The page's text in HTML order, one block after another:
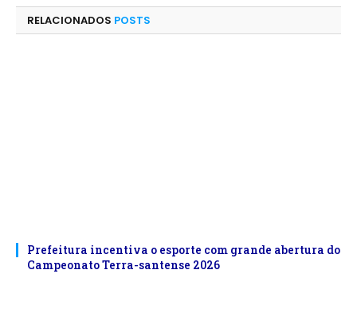
RELACIONADOS POSTS
Prefeitura incentiva o esporte com grande abertura do
Campeonato Terra-santense 2026